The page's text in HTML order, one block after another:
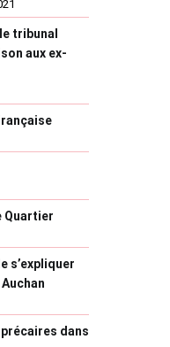
tribunal
aux ex-
Quartier
s’expliquer
dans